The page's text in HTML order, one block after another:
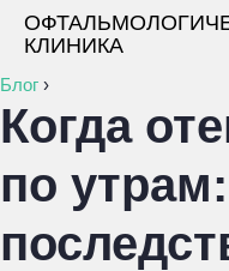
КЛИНИКА
Блог ›
Когда
по